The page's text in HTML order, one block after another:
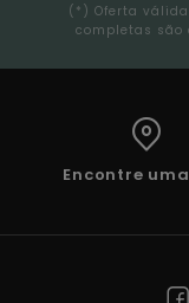
(*) Oferta
completas
Encontre